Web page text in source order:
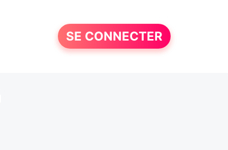
SE CONNECTER